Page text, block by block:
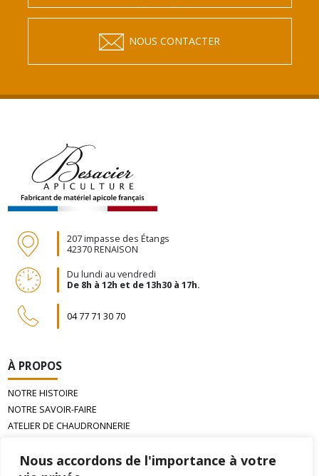
Nous accordons de l'importance à votre
NOUS CONTACTER
207 impasse des Étangs
42370 RENAISON
Du lundi au vendredi
De 8h à 12h et de 13h30 à 17h.
04 77 71 30 70
À PROPOS
NOTRE HISTOIRE
NOTRE SAVOIR-FAIRE
ATELIER DE CHAUDRONNERIE